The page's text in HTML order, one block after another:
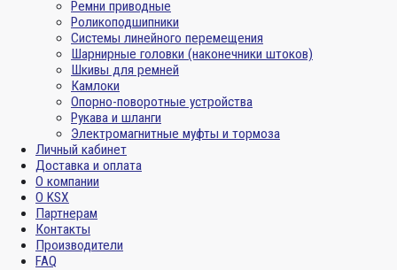
Ремни приводные
Роликоподшипники
Системы линейного перемещения
Шарнирные головки (наконечники штоков)
Шкивы для ремней
Камлоки
Опорно-поворотные устройства
Рукава и шланги
Электромагнитные муфты и тормоза
Личный кабинет
Доставка и оплата
О компании
О KSX
Партнерам
Контакты
Производители
FAQ